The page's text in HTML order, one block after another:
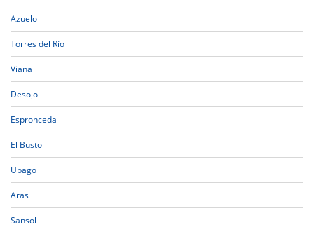
Azuelo
Torres del Río
Viana
Desojo
Espronceda
El Busto
Ubago
Aras
Sansol